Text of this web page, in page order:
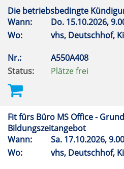
Die betriebsbedingte
Wann:
Do. 15.10.2026,
Wo:
vhs, Deutschhof,
Nr.:
A550A408
Status:
Plätze frei
Fit fürs Büro MS Office -
Bildungszeitangebot
Wann:
Sa. 17.10.2026,
Wo:
vhs, Deutschhof,